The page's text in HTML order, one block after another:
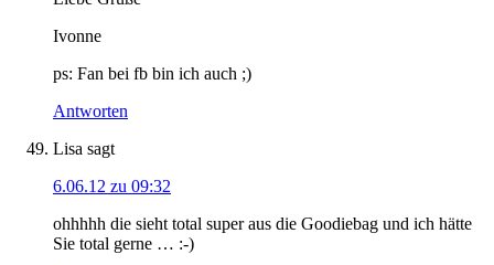
Ivonne
ps: Fan bei fb bin ich auch ;)
Antworten
Lisa sagt
6.06.12 zu 09:32
ohhhhh die sieht total super aus die Goodiebag und ich hätte
Sie total gerne … :-)